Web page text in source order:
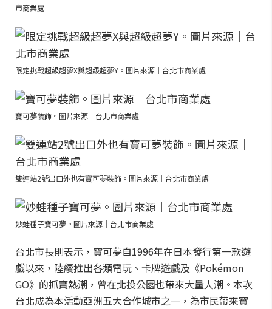
市商業處
限定挑戰超級超夢X與超級超夢Y。圖片來源｜台北市商業處
寶可夢裝飾。圖片來源｜台北市商業處
雙連站2號出口外也有寶可夢裝飾。圖片來源｜台北市商業處
妙蛙種子寶可夢。圖片來源｜台北市商業處
台北市長則表示，寶可夢自1996年在日本發行第一款遊
戲以來，陸續推出各類電玩、卡牌遊戲及《Pokémon
GO》的抓寶熱潮，曾在北投公園也帶來大量人潮。本次
台北成為本活動亞洲五大合作城市之一，為市民帶來寶